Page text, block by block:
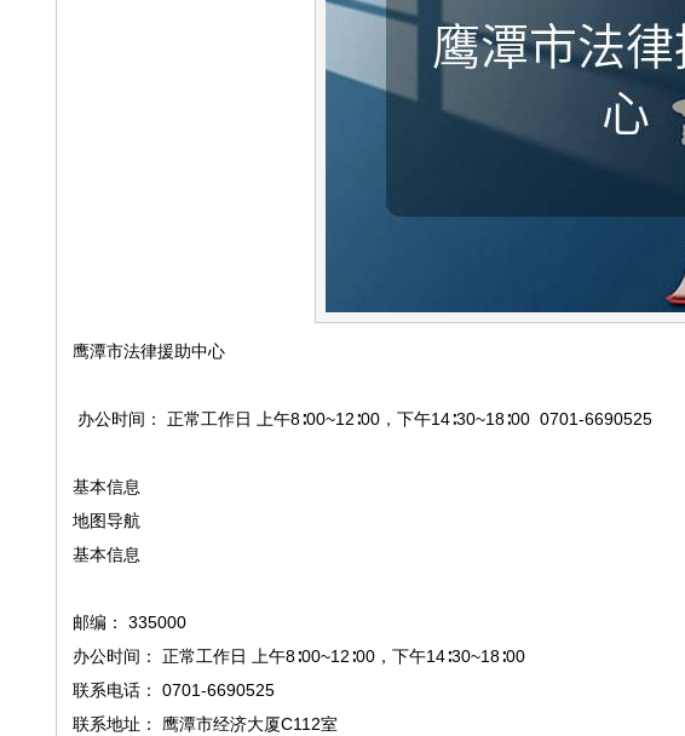
鹰潭市法律援助中心
办公时间： 正常工作日 上午8∶00~12∶00，下午14∶30~18∶00 0701-6690525
基本信息
地图导航
基本信息
邮编： 335000
办公时间： 正常工作日 上午8∶00~12∶00，下午14∶30~18∶00
联系电话： 0701-6690525
联系地址： 鹰潭市经济大厦C112室